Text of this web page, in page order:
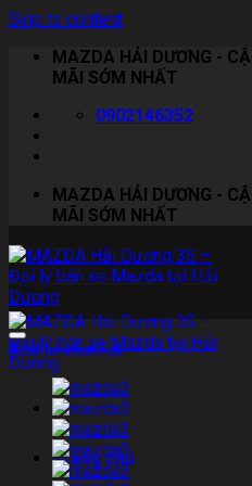
Skip to content
MAZDA HẢI DƯƠNG -
MÃI SỚM NHẤT
0902146352
MAZDA HẢI DƯƠNG -
MÃI SỚM NHẤT
Trang chủ
Add to wishlist